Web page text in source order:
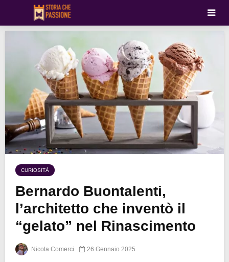
CURIOSITÀ
Bernardo Buontalenti,
l’architetto che inventò il
“gelato” nel Rinascimento
Nicola Comerci 26 Gennaio 2025